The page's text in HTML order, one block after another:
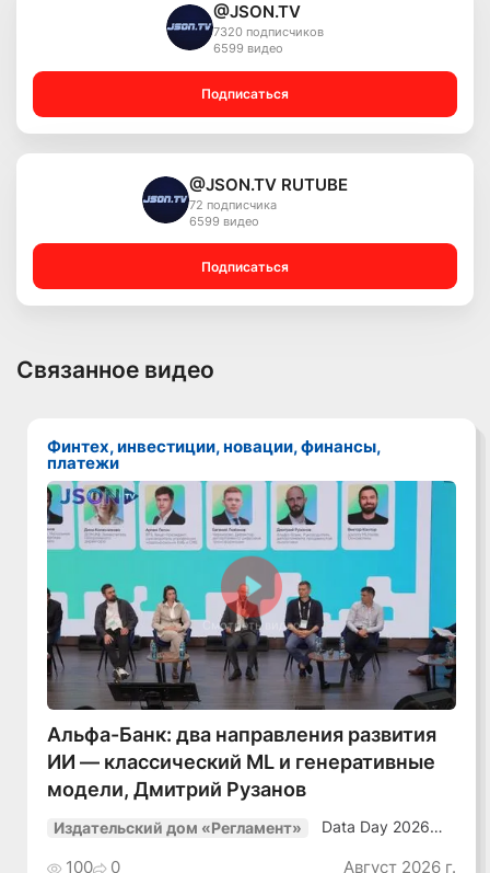
@JSON.TV
7320 подписчиков
6599 видео
Подписаться
@JSON.TV RUTUBE
72 подписчика
6599 видео
Подписаться
Связанное видео
Финтех, инвестиции, новации, финансы,
платежи
Смотреть видео
Альфа-Банк: два направления развития
ИИ — классический ML и генеративные
модели, Дмитрий Рузанов
Издательский дом «Регламент»
Data Day 2026
Как сохранять
100 0 Август 2026 г.